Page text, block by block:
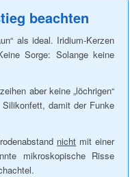
beachten
als ideal. Iridium-Kerzen
Sorge: Solange keine
aber keine „löchrigen“
damit der Funke
nicht mit einer
mikroskopische Risse